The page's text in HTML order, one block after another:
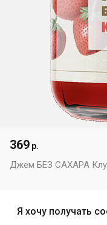
Джем БЕЗ САХАРА
369 р.
Я хочу получать